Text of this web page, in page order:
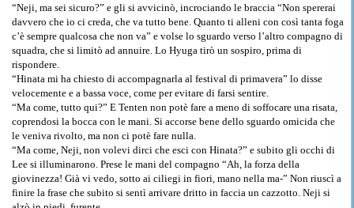
“Neji, ma sei sicuro?” e gli si avvicinò, incrociando le braccia “Non spererai
davvero che io ci creda, che va tutto bene. Quanto ti alleni con così tanta foga
c’è sempre qualcosa che non va” e volse lo sguardo verso l’altro compagno di
squadra, che si limitò ad annuire. Lo Hyuga tirò un sospiro, prima di
rispondere.
“Hinata mi ha chiesto di accompagnarla al festival di primavera” lo disse
velocemente e a bassa voce, come per evitare di farsi sentire.
“Ma come, tutto qui?” E Tenten non potè fare a meno di soffocare una risata,
coprendosi la bocca con le mani. Si accorse bene dello sguardo omicida che
le veniva rivolto, ma non ci potè fare nulla.
“Ma come, Neji, non volevi dirci che esci con Hinata?” e subito gli occhi di
Lee si illuminarono. Prese le mani del compagno “Ah, la forza della
giovinezza! Già vi vedo, sotto ai ciliegi in fiori, mano nella ma-” Non riuscì a
finire la frase che subito si sentì arrivare dritto in faccia un cazzotto. Neji si